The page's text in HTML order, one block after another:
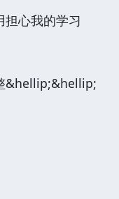
担心我的学习
&hellip;&hellip;